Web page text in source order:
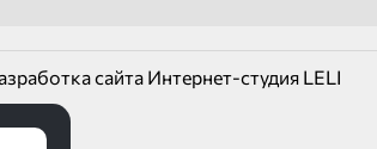
сайта Интернет-студия LELI